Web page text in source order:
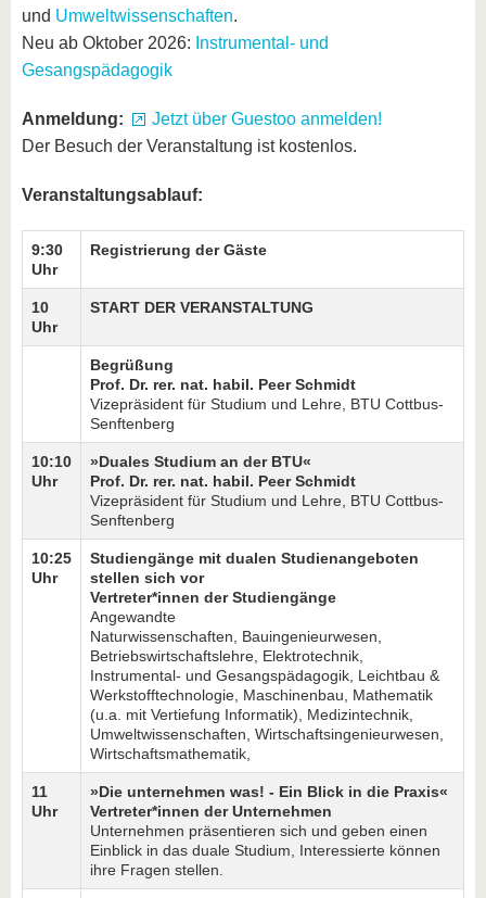
und Umweltwissenschaften.
Neu ab Oktober 2026: Instrumental- und
Gesangspädagogik
Anmeldung:
Jetzt über Guestoo anmelden!
Der Besuch der Veranstaltung ist kostenlos.
Veranstaltungsablauf:
9:30
Uhr
Registrierung der Gäste
10
Uhr
START DER VERANSTALTUNG
Begrüßung
Prof. Dr. rer. nat. habil. Peer Schmidt
Vizepräsident für Studium und Lehre, BTU Cottbus-
Senftenberg
10:10
Uhr
»Duales Studium an der BTU«
Prof. Dr. rer. nat. habil. Peer Schmidt
Vizepräsident für Studium und Lehre, BTU Cottbus-
Senftenberg
10:25
Uhr
Studiengänge mit dualen Studienangeboten
stellen sich vor
Vertreter*innen der Studiengänge
Angewandte
Naturwissenschaften, Bauingenieurwesen,
Betriebswirtschaftslehre, Elektrotechnik,
Instrumental- und Gesangspädagogik, Leichtbau &
Werkstofftechnologie, Maschinenbau, Mathematik
(u.a. mit Vertiefung Informatik), Medizintechnik,
Umweltwissenschaften, Wirtschaftsingenieurwesen,
Wirtschaftsmathematik,
11
Uhr
»Die unternehmen was! - Ein Blick in die Praxis«
Vertreter*innen der Unternehmen
Unternehmen präsentieren sich und geben einen
Einblick in das duale Studium, Interessierte können
ihre Fragen stellen.